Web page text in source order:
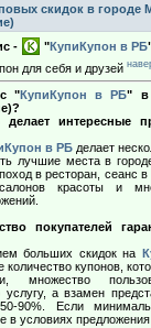
скидок в городе
- "КупиКупон в РБ
для себя и друзей
"КупиКупон в РБ" в
делает интересные
в РБ делает
лучшие места в
в ресторан, сеанс в
красоты и
покупателей
больших скидок на
купонов,
множество
услугу, а взамен
90%. Если
в условиях